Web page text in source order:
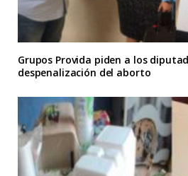
Grupos Provida piden a los
despenalización del aborto